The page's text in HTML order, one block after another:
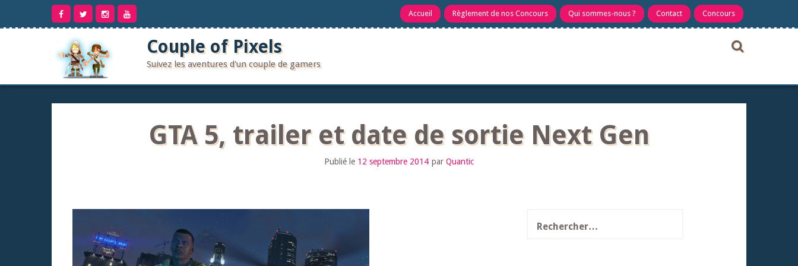
contenu
Accueil Règlement de nos Concours Qui sommes-nous ? Contact Concours
Couple of Pixels
Suivez les aventures d'un couple de gamers
GTA 5, trailer et date de sortie Next Gen
Publié le 12 septembre 2014 par Quantic